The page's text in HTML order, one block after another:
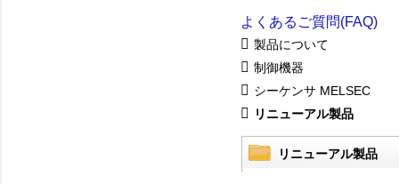
よくあるご質問(FAQ)
製品について
制御機器
シーケンサ MELSEC
リニューアル製品
リニューアル製品